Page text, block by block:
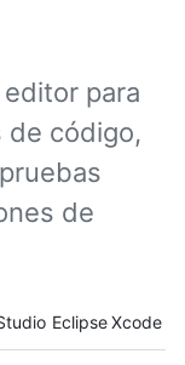
para
de código,
de
EclipseXcode